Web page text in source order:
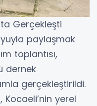
Gerçekleşti
paylaşmak
toplantısı,
dernek
gerçekleştirildi.
yerel